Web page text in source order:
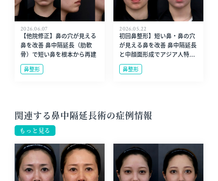
2026.06.07
【他院修正】鼻の穴が見える
鼻を改善 鼻中隔延長（肋軟
骨）で短い鼻を根本から再建
鼻整形
2026.05.22
初回鼻整形】短い鼻・鼻の穴
が見える鼻を改善 鼻中隔延長
と中顔面形成でアジア人特...
鼻整形
関連する鼻中隔延長術の症例情報
もっと見る